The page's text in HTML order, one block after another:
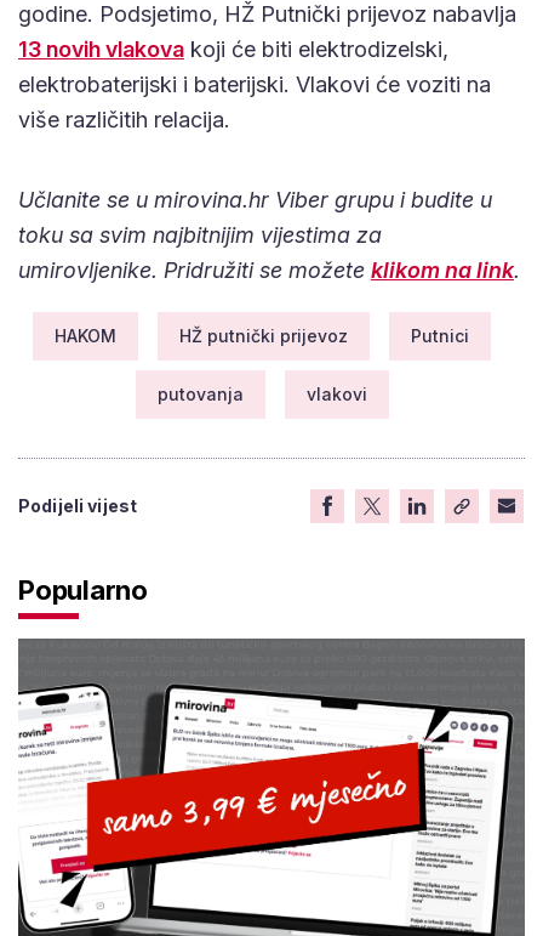
godine. Podsjetimo, HŽ Putnički prijevoz nabavlja
13 novih vlakova koji će biti elektrodizelski,
elektrobaterijski i baterijski. Vlakovi će voziti na
više različitih relacija.
Učlanite se u mirovina.hr Viber grupu i budite u
toku sa svim najbitnijim vijestima za
umirovljenike. Pridružiti se možete klikom na link.
HAKOM HŽ putnički prijevoz Putnici
putovanja vlakovi
Podijeli vijest
Popularno